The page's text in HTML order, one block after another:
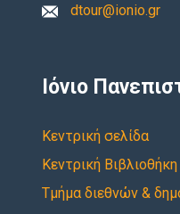
dtour@ionio.gr
Ιόνιο
Κεντρική σελίδα
Κεντρική Βιβλιοθήκη
Τμήμα διεθνών &